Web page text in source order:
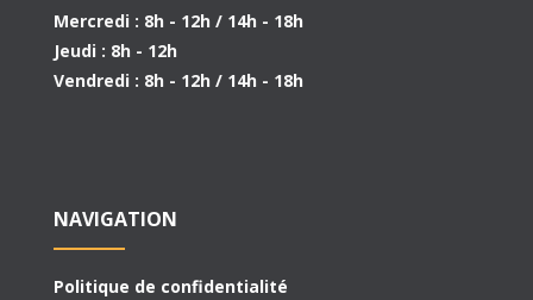
Mercredi : 8h - 12h / 14h - 18h
Jeudi : 8h - 12h
Vendredi : 8h - 12h / 14h - 18h
NAVIGATION
Politique de confidentialité